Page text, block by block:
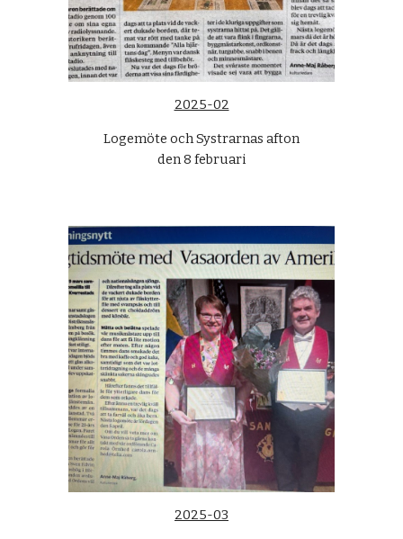
2025-02
Logemöte och Systrarnas afton
den 8 februari
2025-03